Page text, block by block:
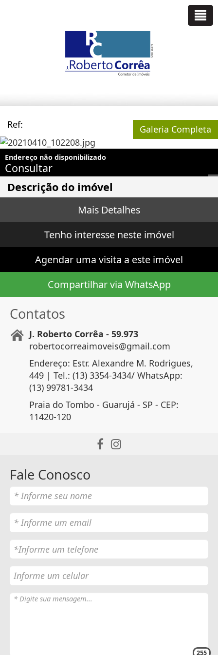
Ref: Galeria Completa
Endereço não disponibilizado
Consultar
Descrição do imóvel
Mais Detalhes
Tenho interesse neste imóvel
Agendar uma visita a este imóvel
Compartilhar via WhatsApp
Contatos
J. Roberto Corrêa - 59.973
robertocorreaimoveis@gmail.com
Endereço: Estr. Alexandre M. Rodrigues,
449 | Tel.: (13) 3354-3434/ WhatsApp:
(13) 99781-3434
Praia do Tombo - Guarujá - SP - CEP:
11420-120
Fale Conosco
255